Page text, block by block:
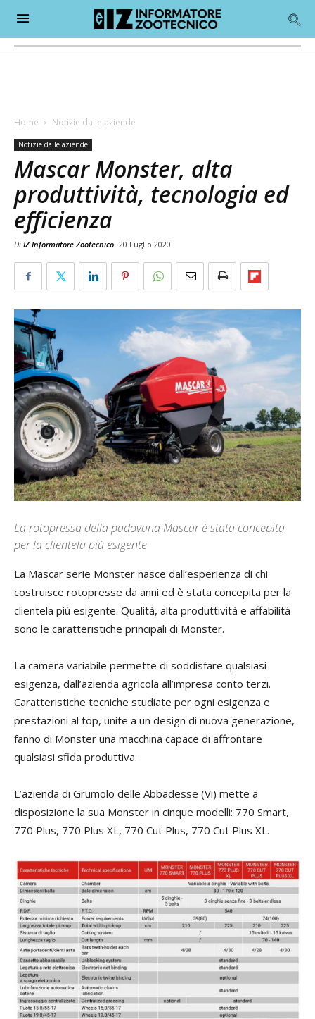
Home Notizie dalle aziende
Notizie dalle aziende
Mascar Monster, alta
produttività, tecnologia ed
efficienza
Di IZ Informatore Zootecnico 20 Luglio 2020
La rotopressa della padovana Mascar è stata concepita
per la clientela più esigente
La Mascar serie Monster nasce dall’esperienza di chi
costruisce rotopresse da anni ed è stata concepita per la
clientela più esigente. Qualità, alta produttività e affabilità
sono le caratteristiche principali di Monster.
La camera variabile permette di soddisfare qualsiasi
esigenza, dall’azienda agricola all’impresa conto terzi.
Caratteristiche tecniche studiate per ogni esigenza e
prestazioni al top, unite a un design di nuova generazione,
fanno di Monster una macchina capace di affrontare
qualsiasi sfida produttiva.
L’azienda di Grumolo delle Abbadesse (Vi) mette a
disposizione la sua Monster in cinque modelli: 770 Smart,
770 Plus, 770 Plus XL, 770 Cut Plus, 770 Cut Plus XL.